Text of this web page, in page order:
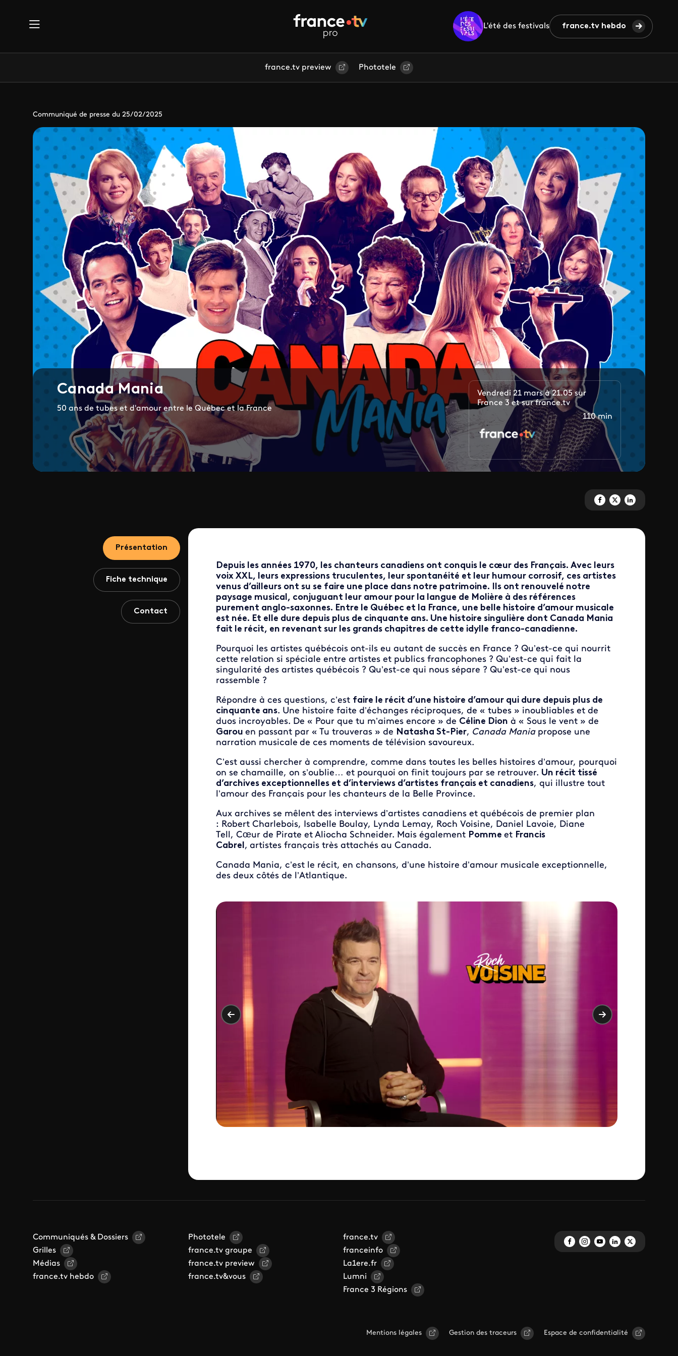
L'été des festivals france.tv hebdo
france.tv preview Phototele
Communiqué de presse du 25/02/2025
Canada Mania
50 ans de tubes et d'amour entre le Québec et la France
Vendredi 21 mars à 21.05 sur
France 3 et sur france.tv
110 min
Partagez 'Canada Mania' sur
Partagez 'Canada Mania'
Partagez 'Canada
Présentation
Fiche technique
Contact
Depuis les années 1970, les chanteurs canadiens ont conquis le cœur des Français. Avec leurs
voix XXL, leurs expressions truculentes, leur spontanéité et leur humour corrosif, ces artistes
venus d’ailleurs ont su se faire une place dans notre patrimoine. Ils ont renouvelé notre
paysage musical, conjuguant leur amour pour la langue de Molière à des références
purement anglo-saxonnes. Entre le Québec et la France, une belle histoire d’amour musicale
est née. Et elle dure depuis plus de cinquante ans. Une histoire singulière dont Canada Mania
fait le récit, en revenant sur les grands chapitres de cette idylle franco-canadienne.
Pourquoi les artistes québécois ont-ils eu autant de succès en France ? Qu’est-ce qui nourrit
cette relation si spéciale entre artistes et publics francophones ? Qu’est-ce qui fait la
singularité des artistes québécois ? Qu’est-ce qui nous sépare ? Qu’est-ce qui nous
rassemble ?
Répondre à ces questions, c’est faire le récit d’une histoire d’amour qui dure depuis plus de
cinquante ans. Une histoire faite d’échanges réciproques, de « tubes » inoubliables et de
duos incroyables. De « Pour que tu m’aimes encore » de Céline Dion à « Sous le vent » de
Garou en passant par « Tu trouveras » de Natasha St-Pier, Canada Maniapropose une
narration musicale de ces moments de télévision savoureux.
C’est aussi chercher à comprendre, comme dans toutes les belles histoires d’amour, pourquoi
on se chamaille, on s’oublie… et pourquoi on finit toujours par se retrouver. Un récit tissé
d’archives exceptionnelles et d’interviews d’artistes français et canadiens, qui illustre tout
l’amour des Français pour les chanteurs de la Belle Province.
Aux archives se mêlent des interviews d’artistes canadiens et québécois de premier plan
: Robert Charlebois, Isabelle Boulay, Lynda Lemay, Roch Voisine, Daniel Lavoie, Diane
Tell, Cœur de Pirate et Aliocha Schneider. Mais également Pomme et Francis
Cabrel, artistes français très attachés au Canada.
Canada Mania, c’est le récit, en chansons, d’une histoire d’amour musicale exceptionnelle,
des deux côtés de l’Atlantique.
Communiqués & Dossiers
Grilles
Médias
france.tv hebdo
Phototele
france.tv groupe
france.tv preview
france.tv&vous
france.tv
franceinfo
La1ere.fr
Lumni
France 3 Régions
Mentions légales Gestion des traceurs Espace de confidentialité